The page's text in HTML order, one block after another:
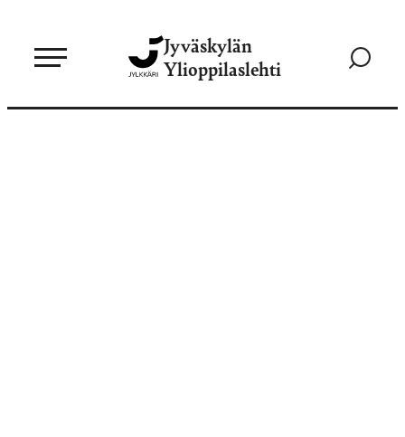
sisältöön
Jyväskylän
Ylioppilaslehti
Siirry